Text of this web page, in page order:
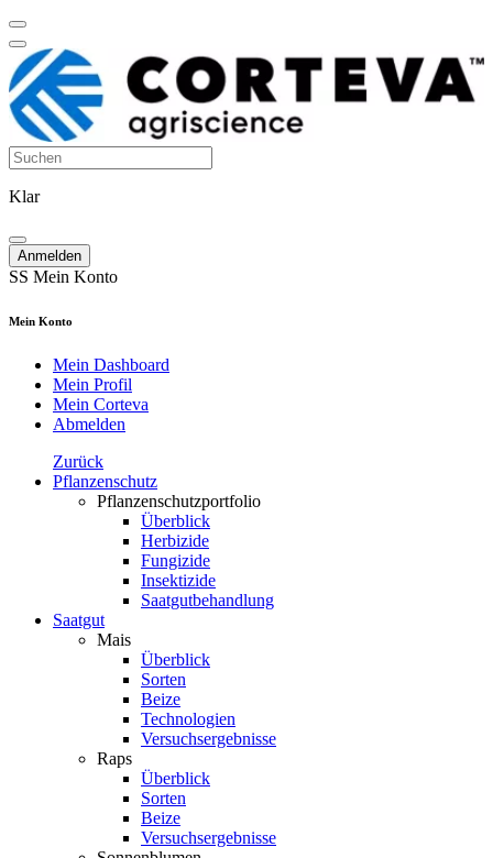
Klar
Anmelden
SS Mein Konto
Mein Konto
Mein Dashboard
Mein Profil
Mein Corteva
Abmelden
Zurück
Pflanzenschutz
Pflanzenschutzportfolio
Überblick
Herbizide
Fungizide
Insektizide
Saatgutbehandlung
Saatgut
Mais
Überblick
Sorten
Beize
Technologien
Versuchsergebnisse
Raps
Überblick
Sorten
Beize
Versuchsergebnisse